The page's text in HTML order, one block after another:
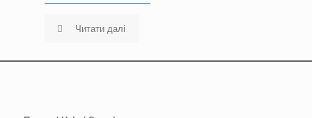
Читати далі